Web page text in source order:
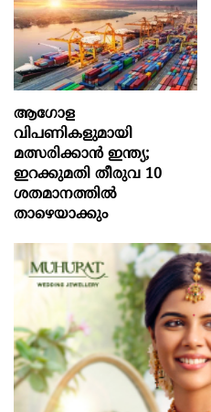
ആഗോള
വിപണികളുമായി
മത്സരിക്കാൻ ഇന്ത്യ;
ഇറക്കുമതി തീരുവ 10
ശതമാനത്തിൽ
താഴെയാക്കും